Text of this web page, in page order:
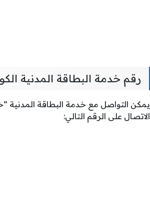
رقم خدمة البطاقة المدنية
يمكن التواصل مع خدمة البطاقة المدنية
الاتصال على الرقم التالي: